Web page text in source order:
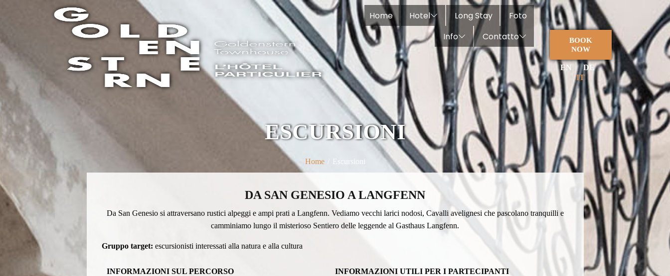
Home Hotel Long Stay
Foto
Info
Contatto
BOOK
NOW
EN
DE
IT
ESCURSIONI
Home / Escursioni
DA SAN GENESIO A LANGFENN
Da San Genesio si attraversano rustici alpeggi e ampi prati a Langfenn. Vediamo vecchi larici nodosi, Cavalli avelignesi che pascolano tranquilli e
camminiamo lungo il misterioso Sentiero delle leggende al Gasthaus Langfenn.
Gruppo target: escursionisti interessati alla natura e alla cultura
INFORMAZIONI SUL PERCORSO INFORMAZIONI UTILI PER I PARTECIPANTI